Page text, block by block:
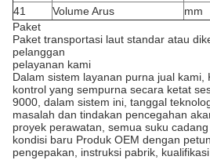
41
Volume Arus mm
Paket
Paket transportasi laut standar atau
pelanggan
pelayanan kami
Dalam sistem layanan purna jual kami,
kontrol yang sempurna secara ketat
9000, dalam sistem ini, tanggal
masalah dan tindakan pencegahan
proyek perawatan, semua suku
kondisi baru Produk OEM dengan
pengepakan, instruksi pabrik,